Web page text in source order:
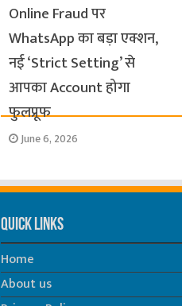
Online Fraud पर
WhatsApp का बड़ा एक्शन,
नई ‘Strict Setting’ से
आपका Account होगा
फुलप्रूफ
June 6, 2026
Quick Links
Home
About us